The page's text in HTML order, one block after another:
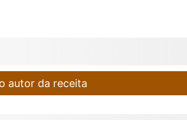
autor da receita